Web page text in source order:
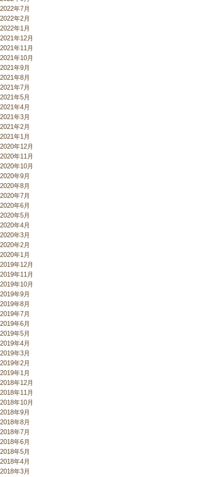
2022年7月
2022年2月
2022年1月
2021年12月
2021年11月
2021年10月
2021年9月
2021年8月
2021年7月
2021年5月
2021年4月
2021年3月
2021年2月
2021年1月
2020年12月
2020年11月
2020年10月
2020年9月
2020年8月
2020年7月
2020年6月
2020年5月
2020年4月
2020年3月
2020年2月
2020年1月
2019年12月
2019年11月
2019年10月
2019年9月
2019年8月
2019年7月
2019年6月
2019年5月
2019年4月
2019年3月
2019年2月
2019年1月
2018年12月
2018年11月
2018年10月
2018年9月
2018年8月
2018年7月
2018年6月
2018年5月
2018年4月
2018年3月